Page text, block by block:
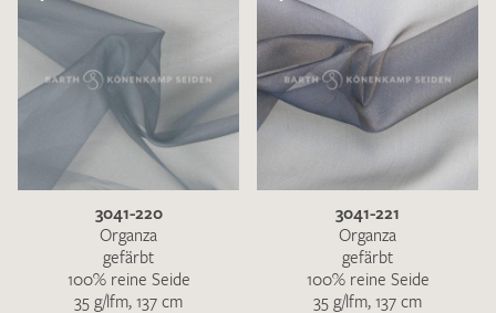
3041-220
Organza
gefärbt
100% reine Seide
35 g/lfm, 137 cm
3041-221
Organza
gefärbt
100% reine Seide
35 g/lfm, 137 cm